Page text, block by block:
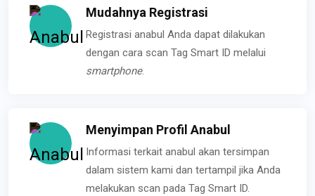
Mudahnya Registrasi
Registrasi anabul Anda dapat dilakukan
dengan cara scan Tag Smart ID melalui
smartphone.
Menyimpan Profil Anabul
Informasi terkait anabul akan tersimpan
dalam sistem kami dan tertampil jika Anda
melakukan scan pada Tag Smart ID.